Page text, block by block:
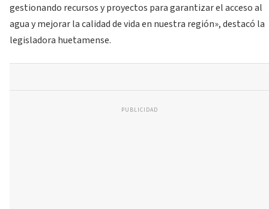
gestionando recursos y proyectos para garantizar el acceso al
agua y mejorar la calidad de vida en nuestra región», destacó la
legisladora huetamense.
PUBLICIDAD